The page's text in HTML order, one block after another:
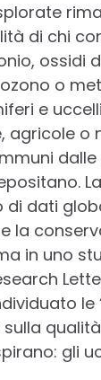
di chi
ossidi
o
e
agricole o
di dati
la
in uno
le
gli